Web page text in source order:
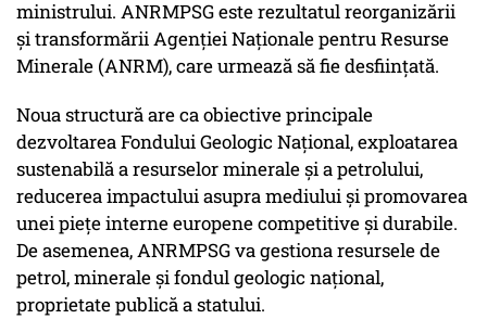
ministrului. ANRMPSG este rezultatul reorganizării
și transformării Agenției Naționale pentru Resurse
Minerale (ANRM), care urmează să fie desființată.
Noua structură are ca obiective principale
dezvoltarea Fondului Geologic Național, exploatarea
sustenabilă a resurselor minerale și a petrolului,
reducerea impactului asupra mediului și promovarea
unei piețe interne europene competitive și durabile.
De asemenea, ANRMPSG va gestiona resursele de
petrol, minerale și fondul geologic național,
proprietate publică a statului.